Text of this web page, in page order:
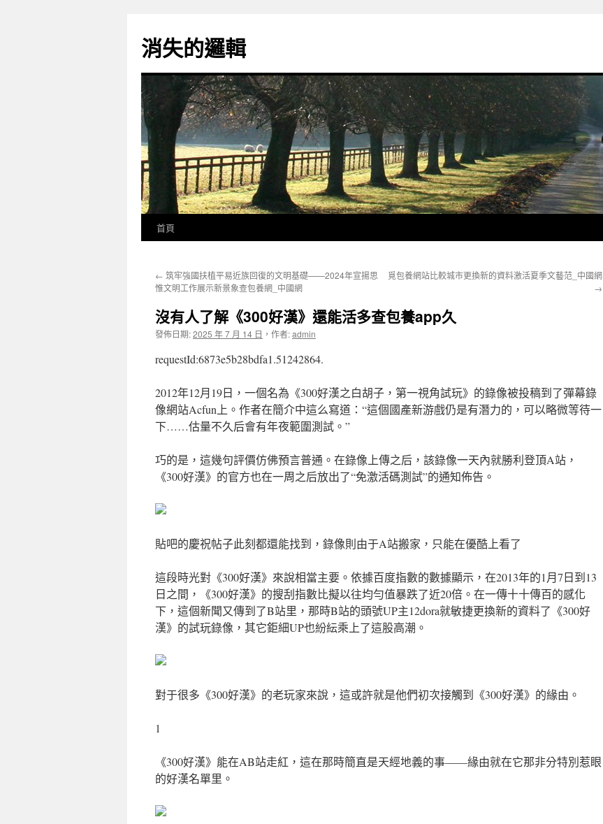
主
要
消失的邏輯
首頁
← 筑牢強國扶植平易近族回復的文明基礎——2024年宣揚思
惟文明工作展示新景象查包養網_中國網
覓包養網站比較城市更換新的資料激活夏季文藝范_中國網
→
沒有人了解《300好漢》還能活多查包養app久
發佈日期:2025 年 7 月 14 日 ， 作者:admin
requestId:6873e5b28bdfa1.51242864.
2012年12月19日，一個名為《300好漢之白胡子，第一視角試玩》的錄像被投稿到了彈幕錄
像網站Acfun上。作者在簡介中這么寫道：“這個國產新游戲仍是有潛力的，可以略微等待一
下……估量不久后會有年夜範圍測試。”
巧的是，這幾句評價仿佛預言普通。在錄像上傳之后，該錄像一天內就勝利登頂A站，
《300好漢》的官方也在一周之后放出了“免激活碼測試”的通知佈告。
貼吧的慶祝帖子此刻都還能找到，錄像則由于A站搬家，只能在優酷上看了
這段時光對《300好漢》來說相當主要。依據百度指數的數據顯示，在2013年的1月7日到13
日之間，《300好漢》的搜刮指數比擬以往均勻值暴跌了近20倍。在一傳十十傳百的感化
下，這個新聞又傳到了B站里，那時B站的頭號UP主12dora就敏捷更換新的資料了《300好
漢》的試玩錄像，其它鉅細UP也紛紜乘上了這股高潮。
對于很多《300好漢》的老玩家來說，這或許就是他們初次接觸到《300好漢》的緣由。
1
《300好漢》能在AB站走紅，這在那時簡直是天經地義的事——緣由就在它那非分特別惹眼
的好漢名單里。